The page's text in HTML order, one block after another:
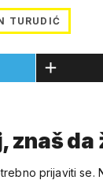
TURUDIĆ
znaš da
prijaviti se.